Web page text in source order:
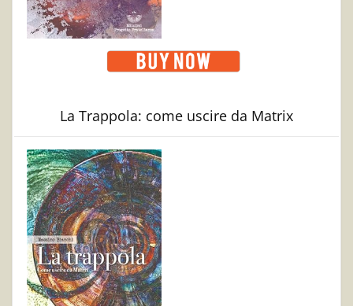
La Trappola: come uscire da Matrix